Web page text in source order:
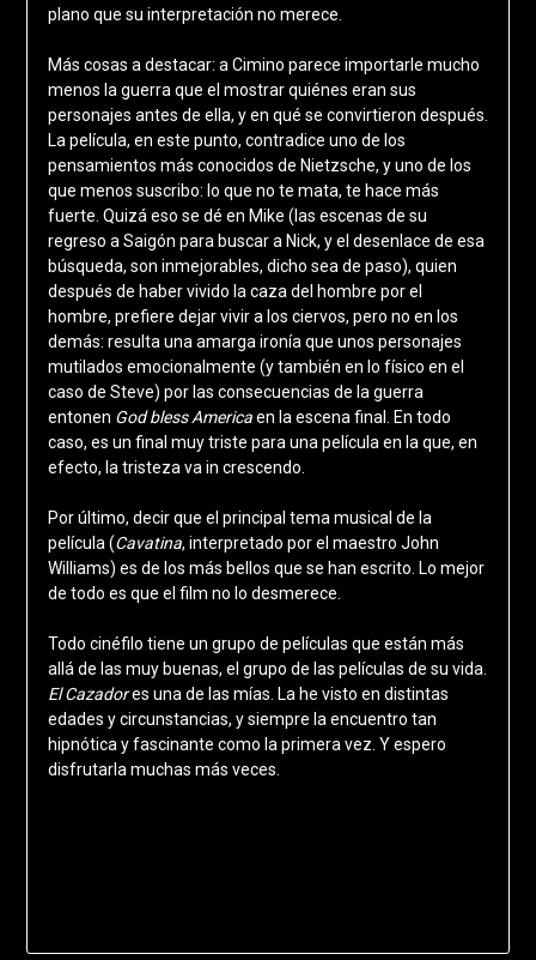
plano que su interpretación no merece.
Más cosas a destacar: a Cimino parece importarle mucho
menos la guerra que el mostrar quiénes eran sus
personajes antes de ella, y en qué se convirtieron después.
La película, en este punto, contradice uno de los
pensamientos más conocidos de Nietzsche, y uno de los
que menos suscribo: lo que no te mata, te hace más
fuerte. Quizá eso se dé en Mike (las escenas de su
regreso a Saigón para buscar a Nick, y el desenlace de esa
búsqueda, son inmejorables, dicho sea de paso), quien
después de haber vivido la caza del hombre por el
hombre, prefiere dejar vivir a los ciervos, pero no en los
demás: resulta una amarga ironía que unos personajes
mutilados emocionalmente (y también en lo físico en el
caso de Steve) por las consecuencias de la guerra
entonen God bless Americaen la escena final. En todo
caso, es un final muy triste para una película en la que, en
efecto, la tristeza va in crescendo.
Por último, decir que el principal tema musical de la
película (Cavatina, interpretado por el maestro John
Williams) es de los más bellos que se han escrito. Lo mejor
de todo es que el film no lo desmerece.
Todo cinéfilo tiene un grupo de películas que están más
allá de las muy buenas, el grupo de las películas de su vida.
El Cazadores una de las mías. La he visto en distintas
edades y circunstancias, y siempre la encuentro tan
hipnótica y fascinante como la primera vez. Y espero
disfrutarla muchas más veces.